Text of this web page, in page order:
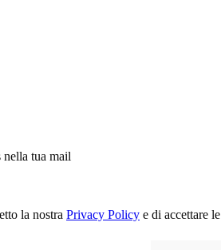
tua mail
la nostra Privacy Policy e di accettare le